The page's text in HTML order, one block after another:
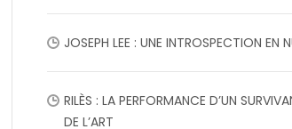
JOSEPH LEE : UNE INTROSPECTION EN
RILÈS : LA PERFORMANCE D’UN
DE L’ART